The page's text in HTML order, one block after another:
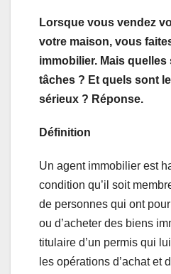
Lorsque vous vendez
votre maison, vous
immobilier. Mais
tâches ? Et quels sont
sérieux ? Réponse.
Définition
Un agent immobilier est
condition qu’il soit
de personnes qui ont
ou d’acheter des biens
titulaire d’un permis qui
les opérations d’achat et